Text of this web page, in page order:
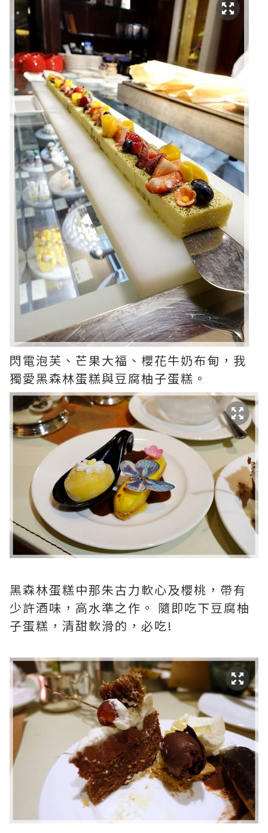
閃電泡芙、芒果大福、櫻花牛奶布甸，我
獨愛黑森林蛋糕與豆腐柚子蛋糕。
黑森林蛋糕中那朱古力軟心及櫻桃，帶有
少許酒味，高水準之作。 隨即吃下豆腐柚
子蛋糕，清甜軟滑的，必吃!